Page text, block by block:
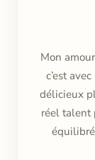
Mon
c’est
délicieux
réel talent